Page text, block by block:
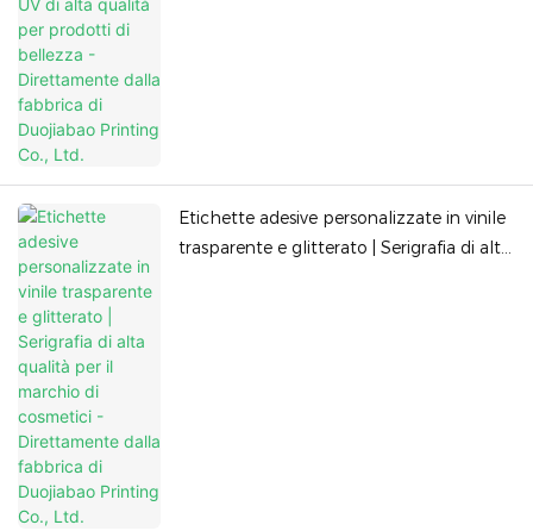
Etichette adesive personalizzate in vinile
trasparente e glitterato | Serigrafia di alta